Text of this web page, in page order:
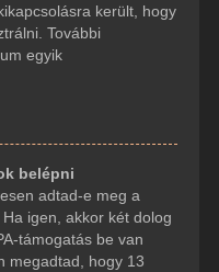
került, hogy
További
egyik
belépni
adtad-e meg a
igen, akkor két dolog
támogatás be van
megadtad, hogy 13